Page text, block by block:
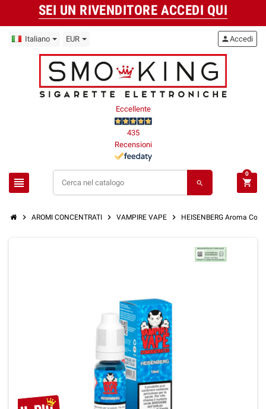
SEI UN RIVENDITORE ACCEDI QUI
Italiano EUR
Eccellente
435
Recensioni
view_headline search
personAccedi
shopping_cart
0
chevron_right AROMI CONCENTRATI chevron_right VAMPIRE VAPE chevron_right HEISENBERG Aroma